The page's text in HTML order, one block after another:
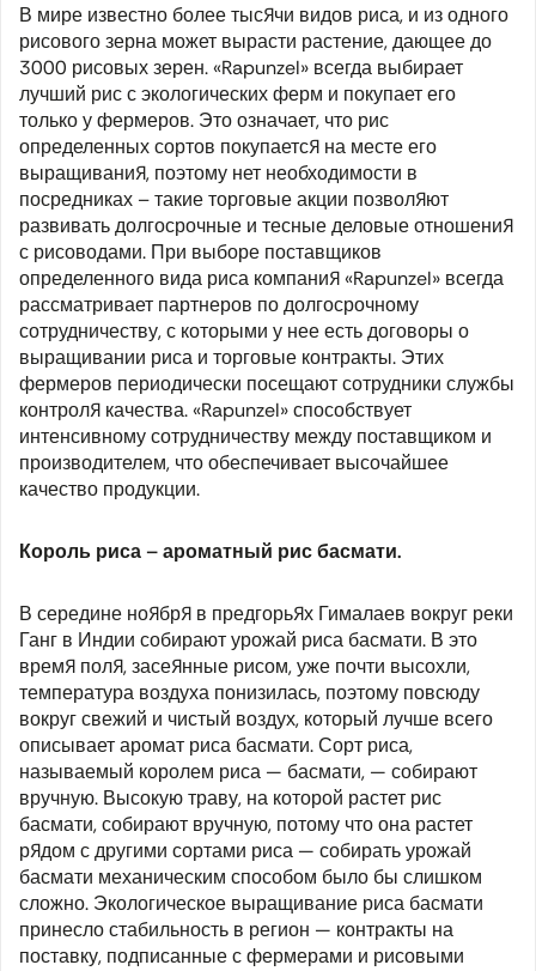
В мире известно более тысячи видов риса, и из одного
рисового зерна может вырасти растение, дающее до
3000 рисовых зерен. «Rapunzel» всегда выбирает
лучший рис с экологических ферм и покупает его
только у фермеров. Это означает, что рис
определенных сортов покупается на месте его
выращивания, поэтому нет необходимости в
посредниках – такие торговые акции позволяют
развивать долгосрочные и тесные деловые отношения
с рисоводами. При выборе поставщиков
определенного вида риса компания «Rapunzel» всегда
рассматривает партнеров по долгосрочному
сотрудничеству, с которыми у нее есть договоры о
выращивании риса и торговые контракты. Этих
фермеров периодически посещают сотрудники службы
контроля качества. «Rapunzel» способствует
интенсивному сотрудничеству между поставщиком и
производителем, что обеспечивает высочайшее
качество продукции.
Король риса – ароматный рис басмати.
В середине ноября в предгорьях Гималаев вокруг реки
Ганг в Индии собирают урожай риса басмати. В это
время поля, засеянные рисом, уже почти высохли,
температура воздуха понизилась, поэтому повсюду
вокруг свежий и чистый воздух, который лучше всего
описывает аромат риса басмати. Сорт риса,
называемый королем риса — басмати, — собирают
вручную. Высокую траву, на которой растет рис
басмати, собирают вручную, потому что она растет
рядом с другими сортами риса — собирать урожай
басмати механическим способом было бы слишком
сложно. Экологическое выращивание риса басмати
принесло стабильность в регион — контракты на
поставку, подписанные с фермерами и рисовыми